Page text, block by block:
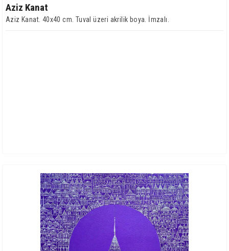
Aziz Kanat
Aziz Kanat. 40x40 cm. Tuval üzeri akrilik boya. İmzalı.